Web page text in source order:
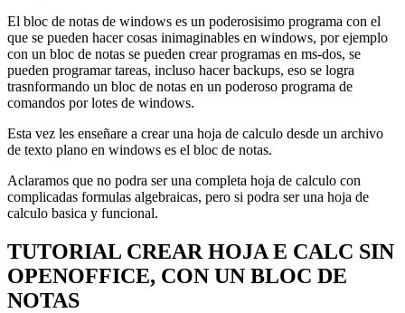
El bloc de notas de windows es un poderosisimo programa con el
que se pueden hacer cosas inimaginables en windows, por ejemplo
con un bloc de notas se pueden crear programas en ms-dos, se
pueden programar tareas, incluso hacer backups, eso se logra
trasnformando un bloc de notas en un poderoso programa de
comandos por lotes de windows.
Esta vez les enseñare a crear una hoja de calculo desde un archivo
de texto plano en windows es el bloc de notas.
Aclaramos que no podra ser una completa hoja de calculo con
complicadas formulas algebraicas, pero si podra ser una hoja de
calculo basica y funcional.
TUTORIAL CREAR HOJA E CALC SIN
OPENOFFICE, CON UN BLOC DE
NOTAS